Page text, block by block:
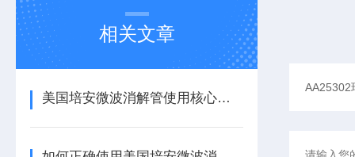
相关文章
美国培安微波消解管使用核心注意事项